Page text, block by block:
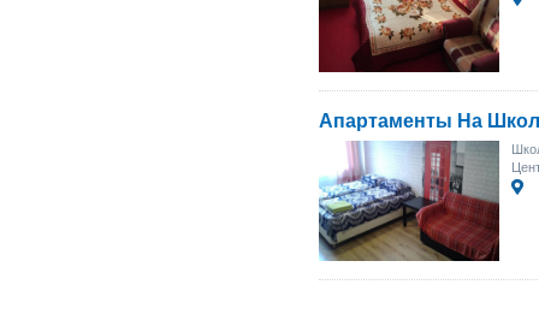
Апартаменты На